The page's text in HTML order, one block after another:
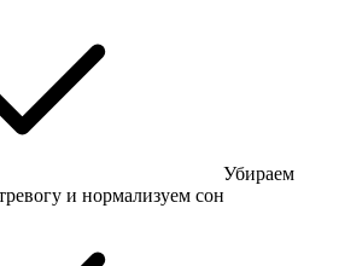
Убираем
и нормализуем сон